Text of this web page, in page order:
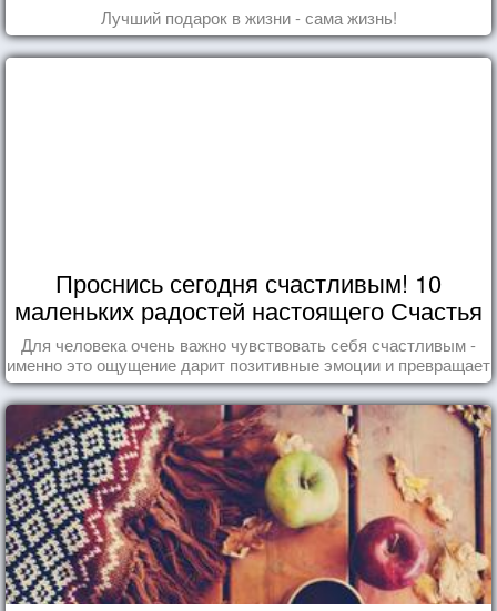
Лучший подарок в жизни - сама жизнь!
Проснись сегодня счастливым! 10
маленьких радостей настоящего Счастья
Для человека очень важно чувствовать себя счастливым -
именно это ощущение дарит позитивные эмоции и превращает
каждый день в маленький праздник.